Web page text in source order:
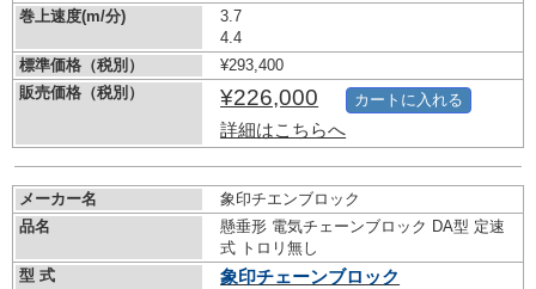
巻上速度(m/分)
3.7
4.4
標準価格（税別）
¥293,400
販売価格（税別）
¥226,000
詳細はこちらへ
カートに入れる
メーカー名
象印チエンブロック
品名
懸垂形 電気チェーンブロック DA型 定速
式 トロリ無し
型 式
象印チェーンブロック